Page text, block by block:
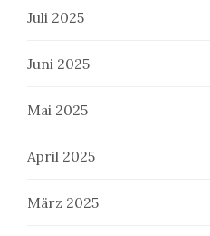
Juli 2025
Juni 2025
Mai 2025
April 2025
März 2025